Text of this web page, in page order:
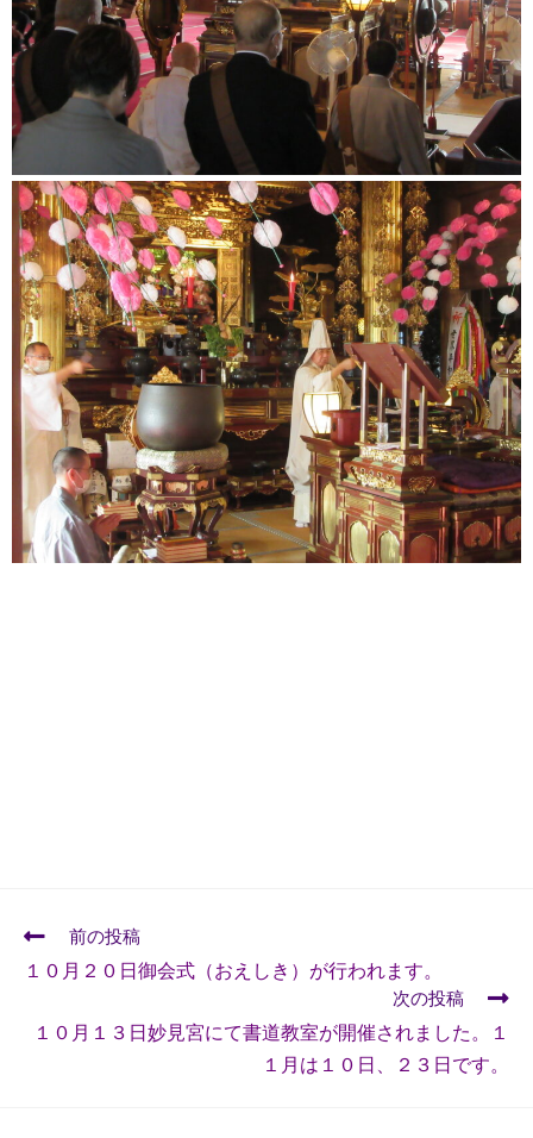
前の投稿
１０月２０日御会式（おえしき）が行われます。
次の投稿
１０月１３日妙見宮にて書道教室が開催されました。１
１月は１０日、２３日です。